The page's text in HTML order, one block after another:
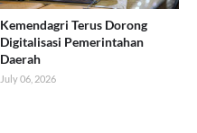
Kemendagri Terus Dorong
Digitalisasi Pemerintahan
Daerah
July 06, 2026